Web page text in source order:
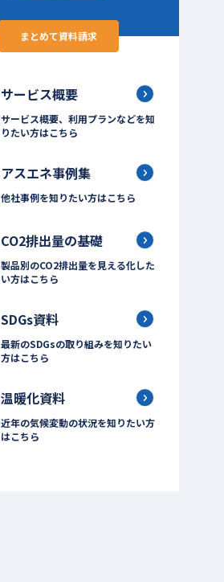
まとめて資料請求
サービス概要
サービス概要、利用プランなどを知
りたい方はこちら
アスエネ事例集
他社事例を知りたい方はこちら
CO2排出量の基礎
製品別のCO2排出量を見える化した
い方はこちら
SDGs資料
最新のSDGsの取り組みを知りたい
方はこちら
温暖化資料
近年の気候変動の状況を知りたい方
はこちら